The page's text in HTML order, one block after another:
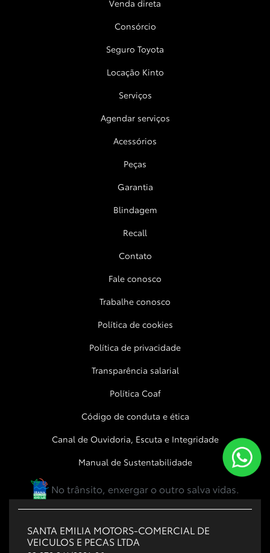
Venda direta
Consórcio
Seguro Toyota
Locação Kinto
Serviços
Agendar serviços
Acessórios
Peças
Garantia
Blindagem
Recall
Contato
Fale conosco
Trabalhe conosco
Política de cookies
Política de privacidade
Transparência salarial
Política Coaf
Código de conduta e ética
Canal de Ouvidoria, Escuta e Integridade
Manual de Sustentabilidade
No trânsito, enxergar o outro salva vidas.
SANTA EMILIA MOTORS-COMERCIAL DE
VEICULOS E PECAS LTDA